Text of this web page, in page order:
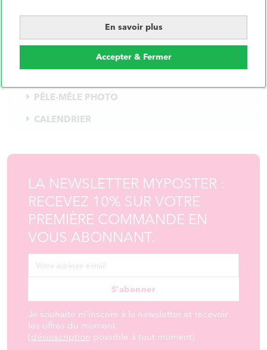
En savoir plus
Accepter & Fermer
TIRAGES PHOTOS
PÊLE-MÊLE PHOTO
CALENDRIER
LA NEWSLETTER MYPOSTER :
RECEVEZ 10% SUR VOTRE
PREMIÈRE COMMANDE EN
VOUS ABONNANT.
S'abonner
Je souhaite m'inscrire à la newsletter et recevoir
les offres du moment.
(désinscription possible à tout moment)